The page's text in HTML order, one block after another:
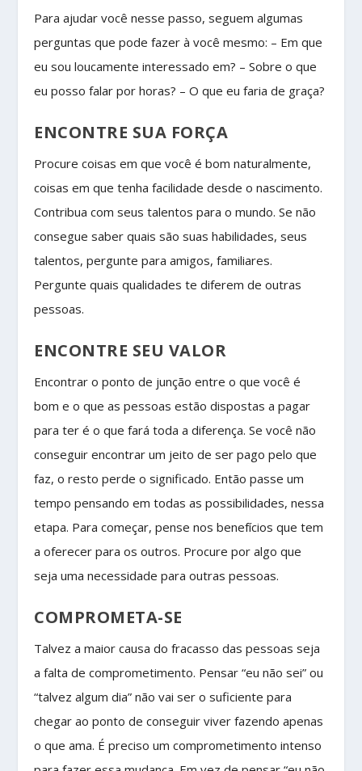
Para ajudar você nesse passo, seguem algumas
perguntas que pode fazer à você mesmo: – Em que
eu sou loucamente interessado em? – Sobre o que
eu posso falar por horas? – O que eu faria de graça?
ENCONTRE SUA FORÇA
Procure coisas em que você é bom naturalmente,
coisas em que tenha facilidade desde o nascimento.
Contribua com seus talentos para o mundo. Se não
consegue saber quais são suas habilidades, seus
talentos, pergunte para amigos, familiares.
Pergunte quais qualidades te diferem de outras
pessoas.
ENCONTRE SEU VALOR
Encontrar o ponto de junção entre o que você é
bom e o que as pessoas estão dispostas a pagar
para ter é o que fará toda a diferença. Se você não
conseguir encontrar um jeito de ser pago pelo que
faz, o resto perde o significado. Então passe um
tempo pensando em todas as possibilidades, nessa
etapa. Para começar, pense nos benefícios que tem
a oferecer para os outros. Procure por algo que
seja uma necessidade para outras pessoas.
COMPROMETA-SE
Talvez a maior causa do fracasso das pessoas seja
a falta de comprometimento. Pensar “eu não sei” ou
“talvez algum dia” não vai ser o suficiente para
chegar ao ponto de conseguir viver fazendo apenas
o que ama. É preciso um comprometimento intenso